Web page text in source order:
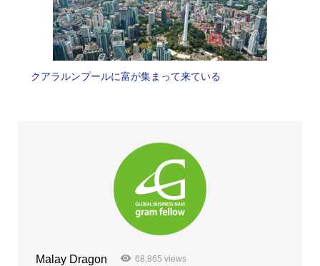
クアラルンプールに富が集まって来ている
Malay Dragon 68,865 views